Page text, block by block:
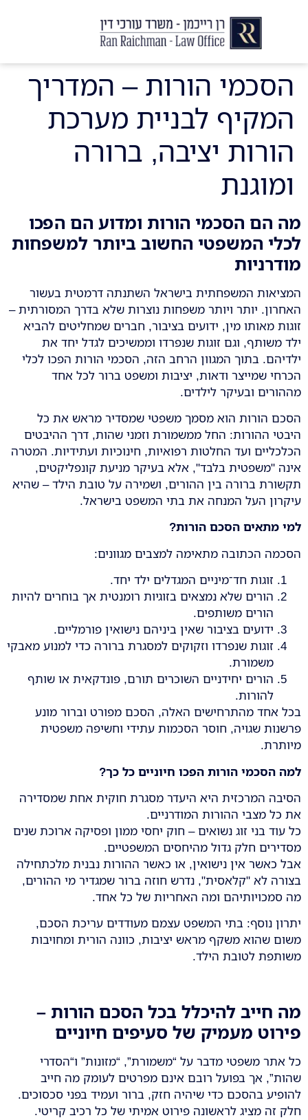
הסכמי הורות – המדריך
המקיף לבניית מערכת
הורות יציבה, ברורה
ומוגנת
מה הם הסכמי הורות ומדוע הם הפכו
לכלי המשפטי החשוב ביותר למשפחות
מודרניות
המציאות המשפחתית בישראל השתנתה דרמטית בעשור
האחרון. יותר ויותר משפחות נוצרות שלא בדרך המסורתית –
זוגות מאותו מין, ידועים בציבור, חברים שמחליטים להביא
ילד משותף, וגם זוגות שנפרדו וממשיכים לגדל יחד את
ילדיהם. בתוך המגוון הרחב הזה, הסכמי הורות הפכו לכלי
הכרחי שמייצר ודאות, יציבות ומשפט ברור לכל אחד
מההורים ובעיקר לילדים.
הסכם הורות הוא מסמך משפטי שמסדיר מראש את כל
היבטי ההורות: החל ממשמורת וזמני שהות, דרך ההיבטים
הכלכליים ועד החלטות רפואיות, חינוכיות ועתידיות. המטרה
אינה "משפטית בלבד", אלא בעיקר מניעת קונפליקטים,
תקשורת ברורה בין ההורים, ושמירה על טובת הילד – שהיא
עיקרון העל המנחה את בתי המשפט בישראל.
למי מתאים הסכם הורות?
הסכמה הכתובה מתאימה למצבים מגוונים:
זוגות חד־מיניים המגדלים ילד יחד.
הורים שלא נמצאים בזוגיות רומנטית אך בוחרים להיות
הורים משותפים.
ידועים בציבור שאין ביניהם נישואין פורמליים.
זוגות שנפרדו וזקוקים למסגרת ברורה כדי למנוע מאבקי
משמורת.
הורים יחידניים השוכרים תורם, פונדקאית או שותף
להורות.
בכל אחד מהתרחישים האלה, הסכם מפורט וברור מונע
פרשנות שגויה, חוסר הסכמות עתידי וחשיפה משפטית
מיותרת.
למה הסכמי הורות הפכו חיוניים כל כך?
הסיבה המרכזית היא היעדר מסגרת חוקית אחת שמסדירה
את כל מצבי ההורות המודרניים.
כל עוד בני זוג נשואים – חוק יחסי ממון ופסיקה ארוכת שנים
מסדירים חלק גדול מהיחסים המשפטיים.
אבל כאשר אין נישואין, או כאשר ההורות נבנית מלכתחילה
בצורה לא "קלאסית", נדרש חוזה ברור שמגדיר מי ההורים,
מה סמכויותיהם ומה האחריות של כל אחד.
יתרון נוסף: בתי המשפט עצמם מעודדים עריכת הסכם,
משום שהוא משקף מראש יציבות, כוונה הורית ומחויבות
משותפת לטובת הילד.
מה חייב להיכלל בכל הסכם הורות –
פירוט מעמיק של סעיפים חיוניים
כל אתר משפטי מדבר על “משמורת”, “מזונות” ו“הסדרי
שהות”, אך בפועל רובם אינם מפרטים לעומק מה חייב
להופיע בהסכם כדי שיהיה חזק, ברור ועמיד בפני סכסוכים.
חלק זה מציג לראשונה פירוט אמיתי של כל רכיב קריטי.